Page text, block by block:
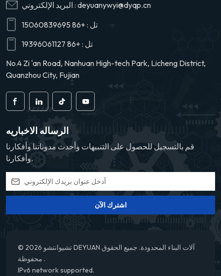
البريد الإلكتروني : deyuanywyi@dyqp.cn
تل : +86 15060839695
تل : +86 19396061127
No.4 Zi 'an Road, Nanhuan High-tech Park, Licheng District,
Quanzhou City, Fujian
الرساله الاخباريه
قم بالتسجيل للحصول على التنبيهات وأحدث مدوناتنا وأفكارنا
وأفكارنا.
اشترك الآن
© 2026 تشيوانتشو DEYUAN آلات البناء المحدودة. جميع الحقوق
محفوظة .
IPv6 network supported.